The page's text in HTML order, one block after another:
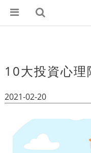
10大投資心
2021-02-20